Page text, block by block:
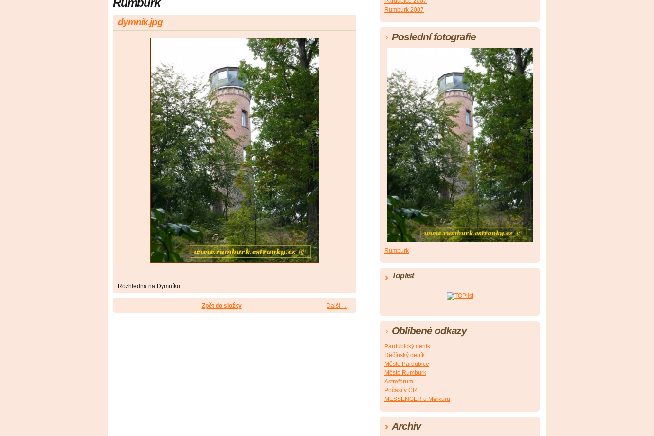
Rumburk
dymnik.jpg
Rozhledna na Dymníku.
Další →
Zpět do složky
Rumburk 2007
Poslední fotografie
Rumburk
Toplist
Oblíbené odkazy
Pardubický deník
Děčínský deník
Město Pardubice
Město Rumburk
Astrofórum
Počasí v ČR
MESSENGER u Merkuru
Archiv